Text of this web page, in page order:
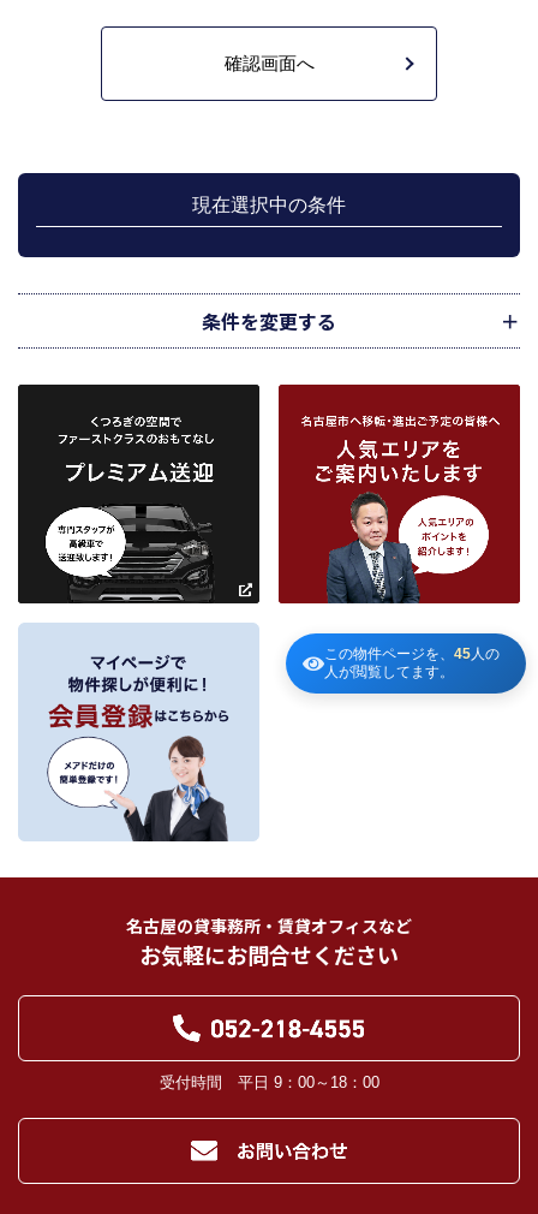
この物件ページを、 45人の
人が閲覧してます。
不動産の売買契約又は賃貸契約の相手方を探索すること、及び売買、賃貸借、
上記、1.から 5.の業務に付随する、お客様にとって有用と思われる当社及び提
携先のご案内や商品の発送、関連するアフターサービス、また、管理において
のメンテナンス等の業務に関するお知らせ等に利用します。
介の依頼者に提供することがあります。
下記３記載の第三者に提供します。
物件の申込者様・購入者様管理もしくは媒介の委託を受けた不動産の所有者そ
の他権利者様から受領した申込書、契約書等に記載された個人情報、その他適
正な手段で入手した個人情報を有しています。
お客様との契約の履行、賃貸取引にあっては契約管理、売買取引にあっては契
約後の管理・アフターサービス実施のため利用します。
当社は、当社の他の不動産物件におけるサービスの紹介並びにお客様にとって
有用と思われる当社提携先の商品・サービス等を紹介するためのダイレクトメ
ールの発送等のために、お宮様の個人情報のうち住所、氏名、電話番号、メー
ルアドレスの情報を利用させていただきます。このための利用は、お客様から
の申し出により取り止めます。
３．個人情報の第三者への提供
当社が保有する個人情報は、お客様との契約の履行、賃貸取引にあっては契約管
理、売買取引にあっては契約後の管理・アフターサービスの実施のため、業務の
内容に応じて、氏名、住所、電話番号、生年月日、不動産物件情報、成約情報
を、書面、郵便物、電話、インターネット、電子メール、広告媒体等で次の 1.～
11.記載の第三者に提供されます。なお、お客様からの申出がありましたら、提供
は停止いたします。
お客様から委託を受けた事項についての契約の相手方となる者、その見込者。
他の宅地建物取引業者。
取引業者に義務付けられます。）
登記に関する司法書士、土地家屋調査士。
対象不動産について管理の必要がある場合における管理業者。
当社の管理が生じる場合は、管理委託契約の重要事項説明書に定める業務委託
先及び管理費引き落としの際の振込先金融機関、管理組合役員。
入居者様が賃料を滞納した場合の滞納取立者。
現在選択中の条件
条件を変更する
市区町村 地図
から検索
フリーワード検索
名古屋の貸事務所・賃貸オフィスなど
お気軽にお問合せください
受付時間 平日 9：00～18：00